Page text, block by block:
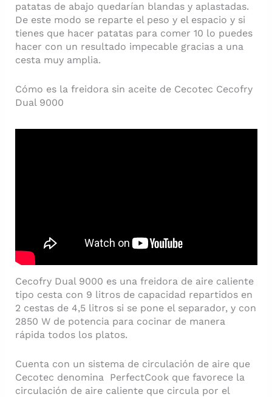
patatas de abajo quedarían blandas y aplastadas.
De este modo se reparte el peso y el espacio y si
tienes que hacer patatas para comer 10 lo puedes
hacer con un resultado impecable gracias a una
cesta muy amplia.
Cómo es la freidora sin aceite de Cecotec Cecofry
Dual 9000
Cecofry Dual 9000 es una freidora de aire caliente
tipo cesta con 9 litros de capacidad repartidos en
2 cestas de 4,5 litros si se pone el separador, y con
2850 W de potencia para cocinar de manera
rápida todos los platos.
Cuenta con un sistema de circulación de aire que
Cecotec denomina PerfectCook que favorece la
circulación de aire caliente que circula por el